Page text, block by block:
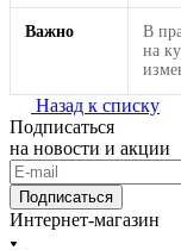
Важно
В
на
Назад к списку
Подписаться
на новости и акции
Подписаться
Интернет-магазин